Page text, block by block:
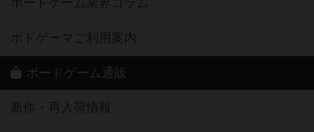
ボドゲーマご利用案内
ボードゲーム通販
新作・再入荷情報